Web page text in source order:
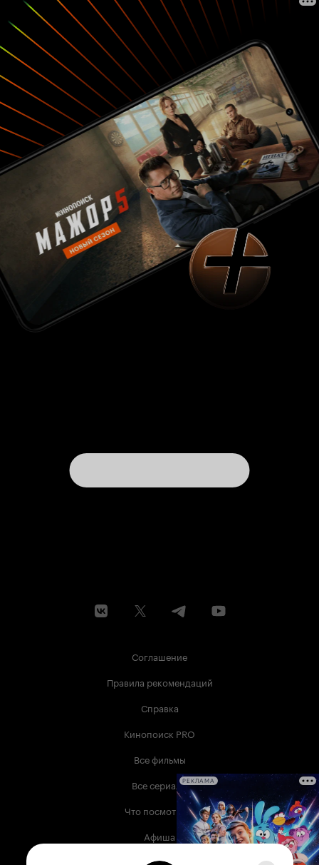
Соглашение
Правила рекомендаций
Справка
Кинопоиск PRO
Все фильмы
Все сериалы
Что посмотреть
Афиша
Музыка
РЕКЛАМА